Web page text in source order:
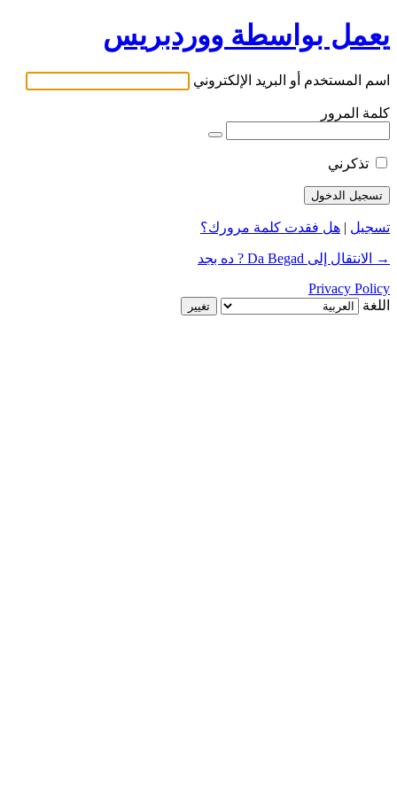
يعمل بواسطة ووردبريس
اسم المستخدم أو البريد الإلكتروني
كلمة المرور
تذكرني
تسجيل | هل فقدت كلمة مرورك؟
→ الانتقال إلى Da Begad ? ده بجد
Privacy Policy
اللغة